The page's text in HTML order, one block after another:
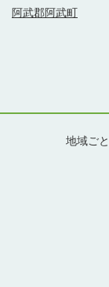
阿武郡阿武町
地域ご